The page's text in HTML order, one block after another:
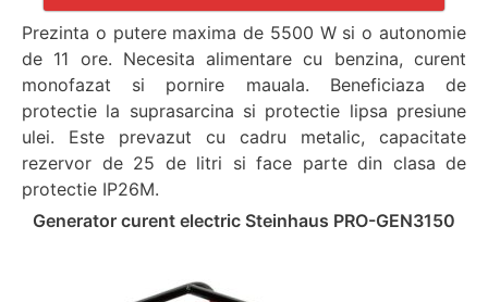
Prezinta o putere maxima de 5500 W si o autonomie
de 11 ore. Necesita alimentare cu benzina, curent
monofazat si pornire mauala. Beneficiaza de
protectie la suprasarcina si protectie lipsa presiune
ulei. Este prevazut cu cadru metalic, capacitate
rezervor de 25 de litri si face parte din clasa de
protectie IP26M.
Generator curent electric Steinhaus PRO-GEN3150